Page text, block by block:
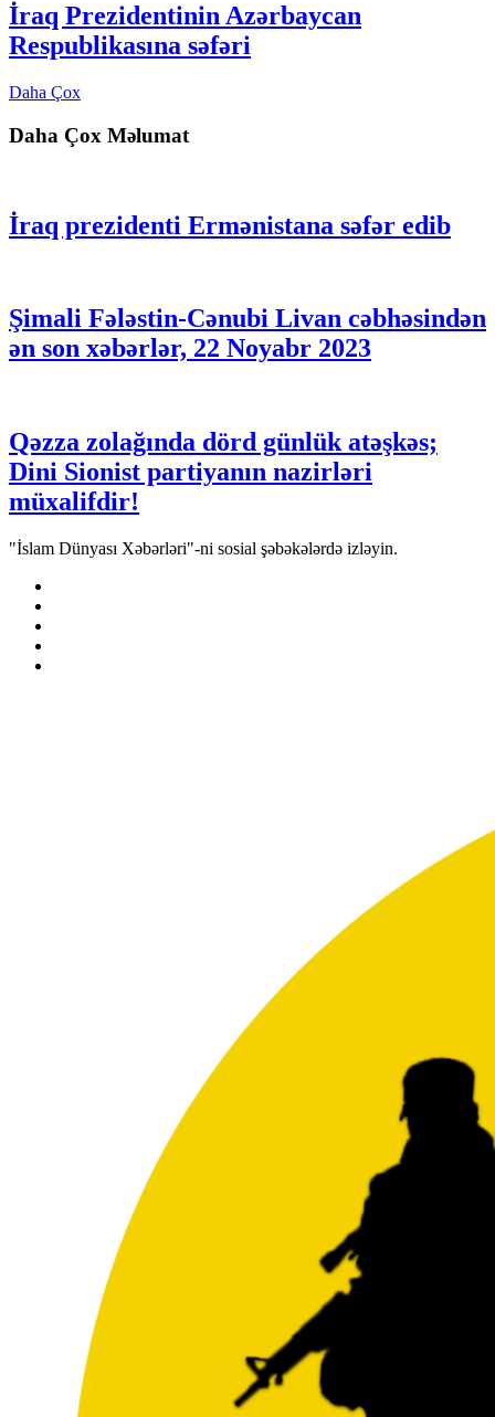
İraq Prezidentinin Azərbaycan
Respublikasına səfəri
Daha Çox
Daha Çox Məlumat
İraq prezidenti Ermənistana səfər edib
Şimali Fələstin-Cənubi Livan cəbhəsindən
ən son xəbərlər, 22 Noyabr 2023
Qəzza zolağında dörd günlük atəşkəs;
Dini Sionist partiyanın nazirləri
müxalifdir!
"İslam Dünyası Xəbərləri"-ni sosial şəbəkələrdə izləyin.